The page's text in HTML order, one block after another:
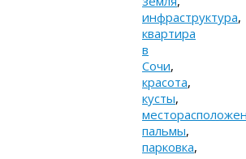
инфраструктура,
квартира
в
Сочи,
красота,
кусты,
пальмы,
парковка,